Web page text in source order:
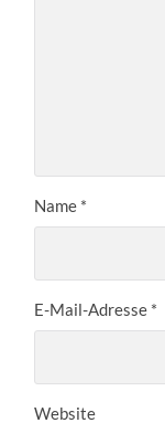
Name *
E-Mail-Adresse *
Website